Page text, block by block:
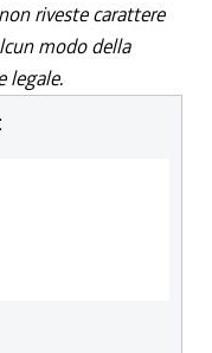
riveste carattere
modo della
legale.